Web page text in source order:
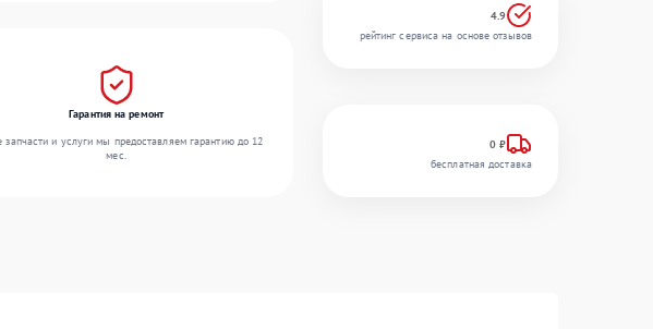
Гарантия на ремонт
запчасти и услуги мы предоставляем гарантию до 12
мес.
4.9
рейтинг сервиса на основе отзывов
0 ₽
бесплатная доставка